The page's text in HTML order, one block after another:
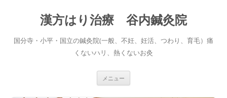
へ
ス
漢方はり治療 谷内鍼灸院
国分寺・小平・国立の鍼灸院(一般、不妊、妊活、つわり、育毛）痛
くないハリ、熱くないお灸
メニュー